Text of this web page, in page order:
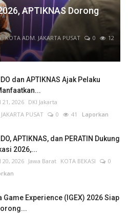
APTIKNAS Dorong
KOTA ADM. JAKARTA PUSAT 0
12
dan APTIKNAS Ajak Pelaku
21, 2026 DKI Jakarta
PUSAT
0 41 Laporkan
APTIKNAS, dan PERATIN Dukung
2026,...
20, 2026 Jawa Barat KOTA BEKASI
0
Game Experience (IGEX) 2026 Siap